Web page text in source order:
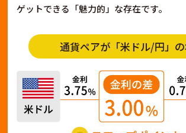
ゲットできる「魅力的」な存在です。
通貨ペアが「米ドル/円」